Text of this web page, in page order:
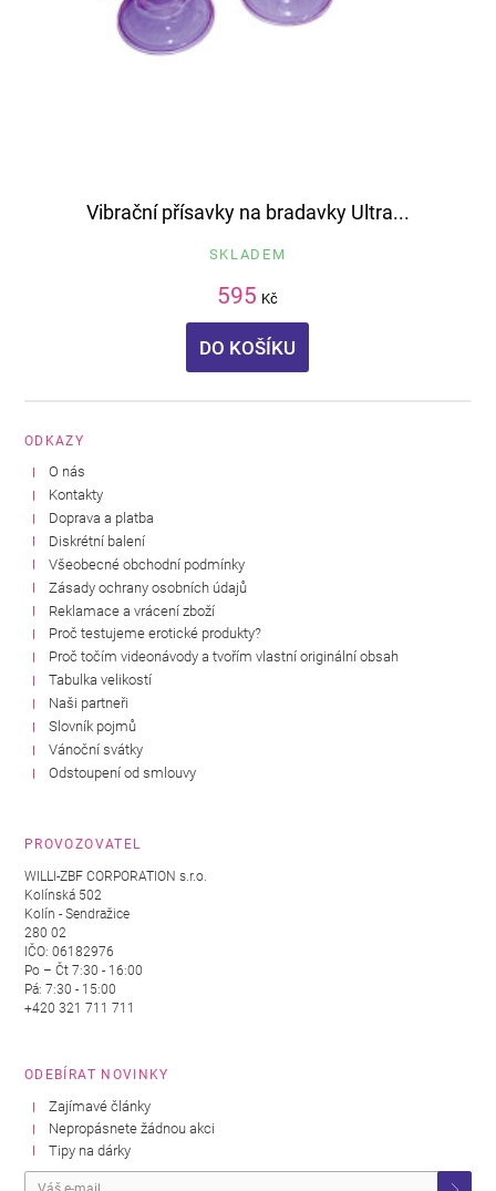
Vibrační přísavky na bradavky Ultra...
SKLADEM
595 Kč
DO KOŠÍKU
ODKAZY
O nás
Kontakty
Doprava a platba
Diskrétní balení
Všeobecné obchodní podmínky
Zásady ochrany osobních údajů
Reklamace a vrácení zboží
Proč testujeme erotické produkty?
Proč točím videonávody a tvořím vlastní originální obsah
Tabulka velikostí
Naši partneři
Slovník pojmů
Vánoční svátky
Odstoupení od smlouvy
PROVOZOVATEL
WILLI-ZBF CORPORATION s.r.o.
Kolínská 502
Kolín - Sendražice
280 02
IČO: 06182976
Po – Čt 7:30 - 16:00
Pá: 7:30 - 15:00
+420 321 711 711
ODEBÍRAT NOVINKY
Zajímavé články
Nepropásnete žádnou akci
Tipy na dárky